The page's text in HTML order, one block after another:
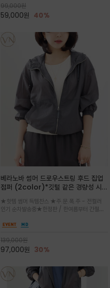
99,000원
59,000원 40%
베라노바 썸머 드로우스트링 후드 집업
점퍼 (2color)*깃털 같은 경량성 시원
(Volume Fit)가볍지만 입체적인 실
루엣을 유지하는 구조적 디자인
★핫템 썸머 득템찬스 ★주.문.폭.주 - 전컬러
인기 순차발송중★한정판 / 한여름부터 간절기
단 스토퍼 디테일로 핏 조절이 가능해 실용적/바
가볍게 비치는 세련된후드
139,000원
97,000원 30%